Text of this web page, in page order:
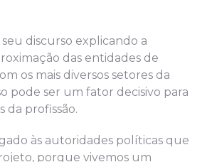
discurso explicando a
das entidades de
os mais diversos setores da
pode ser um fator decisivo para
da profissão.
às autoridades políticas que
porque vivemos um